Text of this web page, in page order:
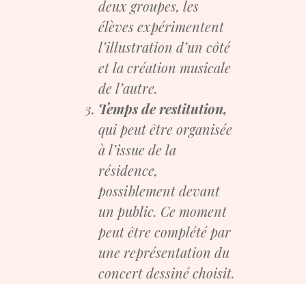
deux groupes, les
élèves expérimentent
l’illustration d’un côté
et la création musicale
de l’autre.
Temps de restitution,
qui peut être organisée
à l’issue de la
résidence,
possiblement devant
un public. Ce moment
peut être complété par
une représentation du
concert dessiné choisit.